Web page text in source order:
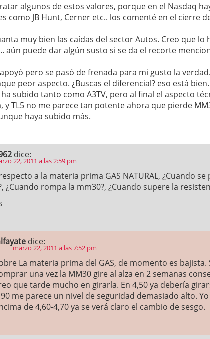
algunos de estos valores, porque en el Nasdaq
como JB Hunt, Cerner etc.. los comenté en el cierre
muy bien las caídas del sector Autos. Creo que lo
aún puede dar algún susto si se da el recorte
apoyó pero se pasó de frenada para mi gusto la
peor aspecto. ¿Buscas el diferencial? eso está
subido tanto como A3TV, pero al final el aspecto
y TL5 no me parece tan potente ahora que pierde
haya subido más.
dice:
22, 2011 a las 2:59 pm
a la materia prima GAS NATURAL, ¿Cuando se
¿Cuando rompa la mm30?, ¿Cuando supere la
dice:
marzo 22, 2011 a las 7:52 pm
La materia prima del GAS, de momento es bajista.
una vez la MM30 gire al alza en 2 semanas
que tarde mucho en girarla. En 4,50 ya debería
me parece un nivel de seguridad demasiado alto.
de 4,60-4,70 ya se verá claro el cambio de sesgo.